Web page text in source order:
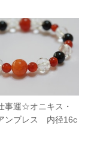
事運☆オニキス・
ンブレス 内径16c